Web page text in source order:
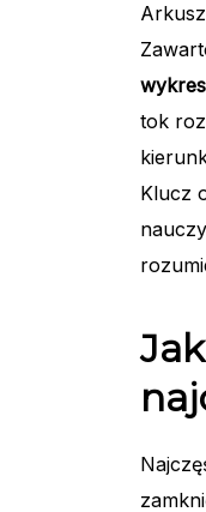
tok
Klucz